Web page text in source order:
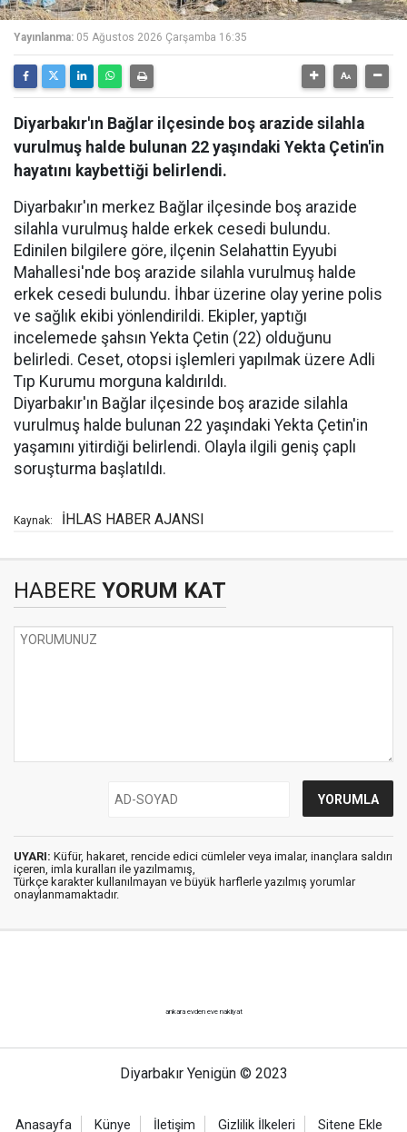
Yayınlanma: 05 Ağustos 2026 Çarşamba 16:35
Diyarbakır'ın Bağlar ilçesinde boş arazide silahla
vurulmuş halde bulunan 22 yaşındaki Yekta Çetin'in
hayatını kaybettiği belirlendi.
Diyarbakır'ın merkez Bağlar ilçesinde boş arazide
silahla vurulmuş halde erkek cesedi bulundu.
Edinilen bilgilere göre, ilçenin Selahattin Eyyubi
Mahallesi'nde boş arazide silahla vurulmuş halde
erkek cesedi bulundu. İhbar üzerine olay yerine polis
ve sağlık ekibi yönlendirildi. Ekipler, yaptığı
incelemede şahsın Yekta Çetin (22) olduğunu
belirledi. Ceset, otopsi işlemleri yapılmak üzere Adli
Tıp Kurumu morguna kaldırıldı.
Diyarbakır'ın Bağlar ilçesinde boş arazide silahla
vurulmuş halde bulunan 22 yaşındaki Yekta Çetin'in
yaşamını yitirdiği belirlendi. Olayla ilgili geniş çaplı
soruşturma başlatıldı.
Kaynak: İHLAS HABER AJANSI
HABERE YORUM KAT
UYARI: Küfür, hakaret, rencide edici cümleler veya imalar, inançlara saldırı
içeren, imla kuralları ile yazılmamış,
Türkçe karakter kullanılmayan ve büyük harflerle yazılmış yorumlar
onaylanmamaktadır.
ankara evden eve nakliyat
Diyarbakır Yenigün © 2023
Anasayfa Künye İletişim Gizlilik İlkeleri Sitene Ekle